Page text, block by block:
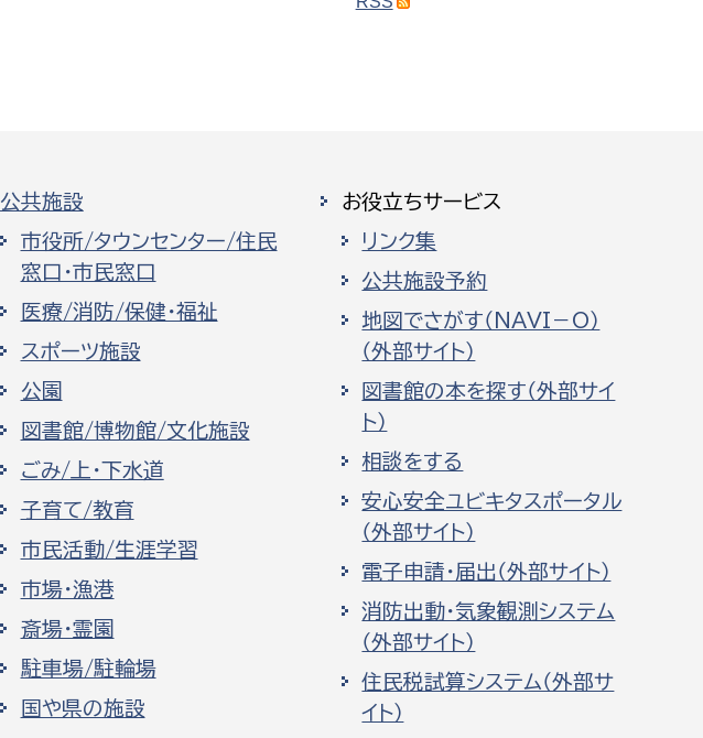
公共施設
市役所/タウンセンター/住民
窓口・市民窓口
医療/消防/保健・福祉
スポーツ施設
公園
図書館/博物館/文化施設
ごみ/上・下水道
子育て/教育
市民活動/生涯学習
市場・漁港
斎場・霊園
駐車場/駐輪場
国や県の施設
お役立ちサービス
リンク集
公共施設予約
地図でさがす（NAVI－O）
（外部サイト）
図書館の本を探す（外部サイ
ト）
相談をする
安心安全ユビキタスポータル
（外部サイト）
電子申請・届出（外部サイト）
消防出動・気象観測システム
（外部サイト）
住民税試算システム（外部サ
イト）